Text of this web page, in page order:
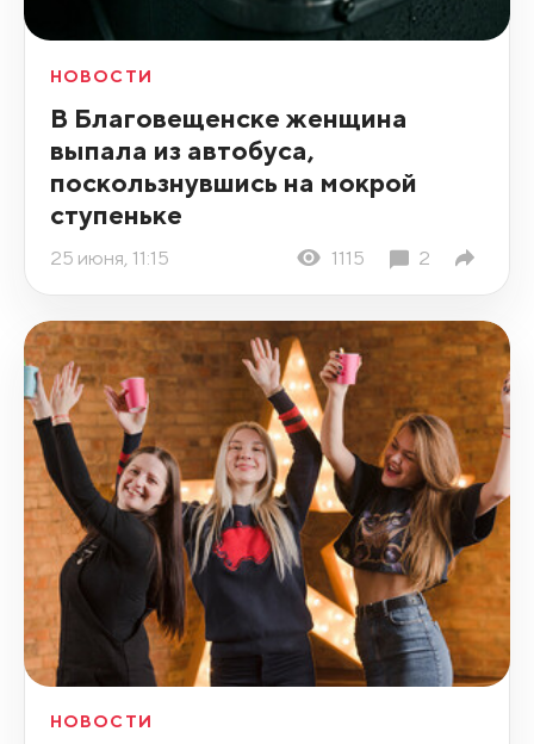
НОВОСТИ
В Благовещенске женщина
выпала из автобуса,
поскользнувшись на мокрой
ступеньке
25 июня, 11:15 1115 2
НОВОСТИ